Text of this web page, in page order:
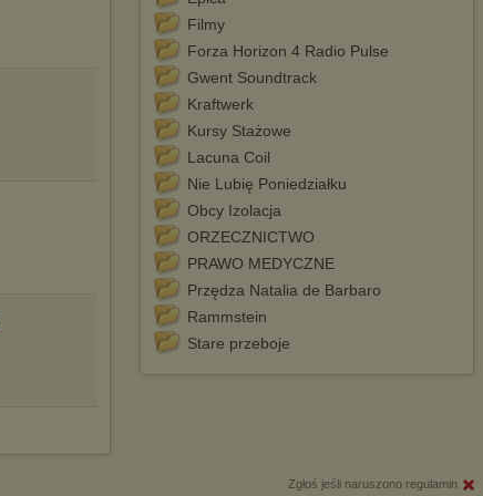
Filmy
Forza Horizon 4 Radio Pulse
Gwent Soundtrack
Kraftwerk
Kursy Stażowe
Lacuna Coil
Nie Lubię Poniedziałku
Obcy Izolacja
ORZECZNICTWO
PRAWO MEDYCZNE
Przędza Natalia de Barbaro
Rammstein
Stare przeboje
Zgłoś jeśli naruszono regulamin